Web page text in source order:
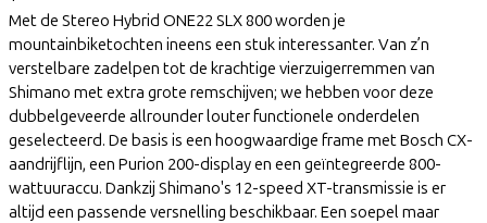
Met de Stereo Hybrid ONE22 SLX 800 worden je
mountainbiketochten ineens een stuk interessanter. Van z’n
verstelbare zadelpen tot de krachtige vierzuigerremmen van
Shimano met extra grote remschijven; we hebben voor deze
dubbelgeveerde allrounder louter functionele onderdelen
geselecteerd. De basis is een hoogwaardige frame met Bosch CX-
aandrijflijn, een Purion 200-display en een geïntegreerde 800-
wattuuraccu. Dankzij Shimano's 12-speed XT-transmissie is er
altijd een passende versnelling beschikbaar. Een soepel maar